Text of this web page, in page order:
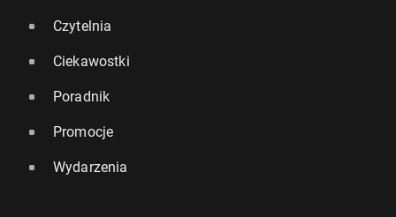
Czytelnia
Ciekawostki
Poradnik
Promocje
Wydarzenia